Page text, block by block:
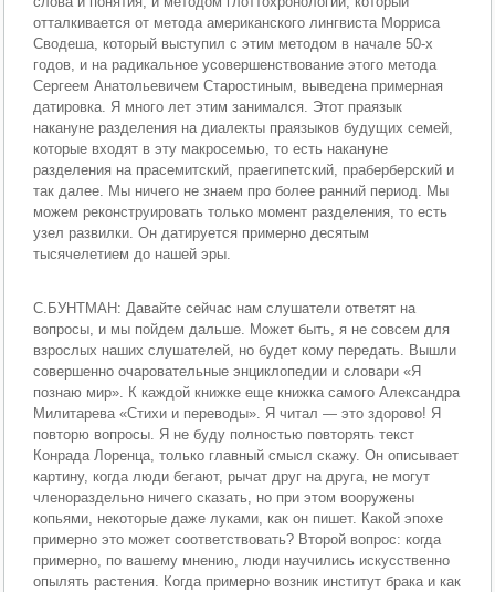
отталкивается от метода американского лингвиста Морриса
Сводеша, который выступил с этим методом в начале 50-х
годов, и на радикальное усовершенствование этого метода
Сергеем Анатольевичем Старостиным, выведена примерная
датировка. Я много лет этим занимался. Этот праязык
накануне разделения на диалекты праязыков будущих семей,
которые входят в эту макросемью, то есть накануне
разделения на прасемитский, праегипетский, праберберский и
так далее. Мы ничего не знаем про более ранний период. Мы
можем реконструировать только момент разделения, то есть
узел развилки. Он датируется примерно десятым
тысячелетием до нашей эры.
С.БУНТМАН: Давайте сейчас нам слушатели ответят на
вопросы, и мы пойдем дальше. Может быть, я не совсем для
взрослых наших слушателей, но будет кому передать. Вышли
совершенно очаровательные энциклопедии и словари «Я
познаю мир». К каждой книжке еще книжка самого Александра
Милитарева «Стихи и переводы». Я читал — это здорово! Я
повторю вопросы. Я не буду полностью повторять текст
Конрада Лоренца, только главный смысл скажу. Он описывает
картину, когда люди бегают, рычат друг на друга, не могут
членораздельно ничего сказать, но при этом вооружены
копьями, некоторые даже луками, как он пишет. Какой эпохе
примерно это может соответствовать? Второй вопрос: когда
примерно, по вашему мнению, люди научились искусственно
опылять растения. Когда примерно возник институт брака и как